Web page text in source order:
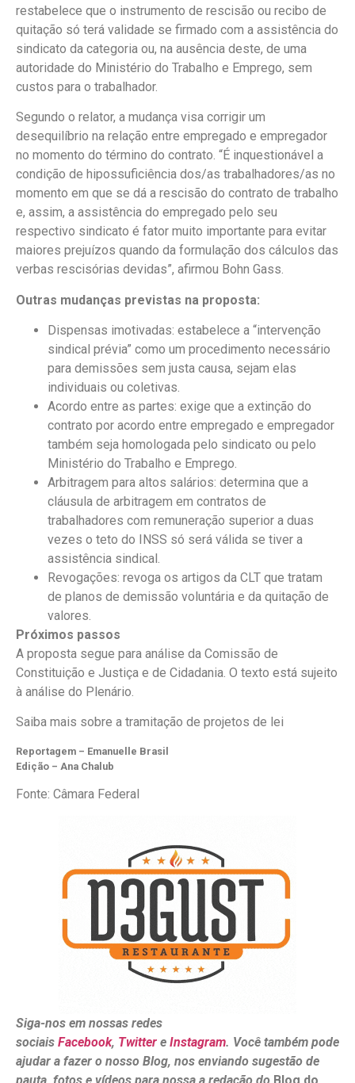
restabelece que o instrumento de rescisão ou recibo de
quitação só terá validade se firmado com a assistência do
sindicato da categoria ou, na ausência deste, de uma
autoridade do Ministério do Trabalho e Emprego, sem
custos para o trabalhador.
Segundo o relator, a mudança visa corrigir um
desequilíbrio na relação entre empregado e empregador
no momento do término do contrato. “É inquestionável a
condição de hipossuficiência dos/as trabalhadores/as no
momento em que se dá a rescisão do contrato de trabalho
e, assim, a assistência do empregado pelo seu
respectivo sindicato é fator muito importante para evitar
maiores prejuízos quando da formulação dos cálculos das
verbas rescisórias devidas”, afirmou Bohn Gass.
Outras mudanças previstas na proposta:
Dispensas imotivadas: estabelece a “intervenção
sindical prévia” como um procedimento necessário
para demissões sem justa causa, sejam elas
individuais ou coletivas.
Acordo entre as partes: exige que a extinção do
contrato por acordo entre empregado e empregador
também seja homologada pelo sindicato ou pelo
Ministério do Trabalho e Emprego.
Arbitragem para altos salários: determina que a
cláusula de arbitragem em contratos de
trabalhadores com remuneração superior a duas
vezes o teto do INSS só será válida se tiver a
assistência sindical.
Revogações: revoga os artigos da CLT que tratam
de planos de demissão voluntária e da quitação de
valores.
Próximos passos
A proposta segue para análise da Comissão de
Constituição e Justiça e de Cidadania. O texto está sujeito
à análise do Plenário.
Saiba mais sobre a tramitação de projetos de lei
Reportagem – Emanuelle Brasil
Edição – Ana Chalub
Fonte: Câmara Federal
Siga-nos em nossas redes
sociais Facebook, Twitter e Instagram. Você também pode
ajudar a fazer o nosso Blog, nos enviando sugestão de
pauta, fotos e vídeos para nossa a redação do Blog do